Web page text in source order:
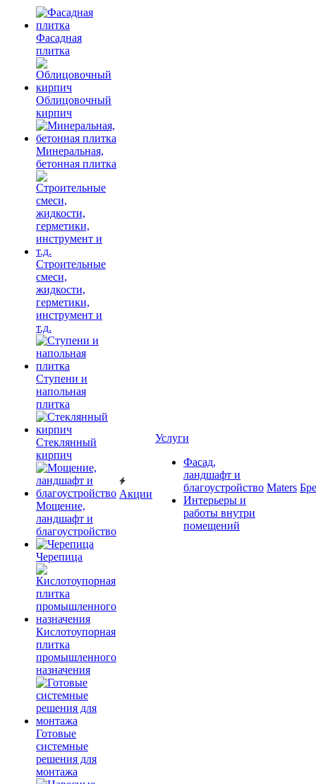
Фасадная
плитка
Облицовочный
кирпич
Минеральная,
бетонная плитка
Строительные
смеси,
жидкости,
герметики,
инструмент и
т.д.
Ступени и
напольная
плитка
Cтеклянный
кирпич
Мощение,
ландшафт и
благоустройство
Черепица
Кислотоупорная
плитка
промышленного
назначения
Готовые
системные
решения для
монтажа
Акции
Услуги
Фасад,
ландшафт и
благоустройство
Интерьеры и
работы внутри
помещений
Maters